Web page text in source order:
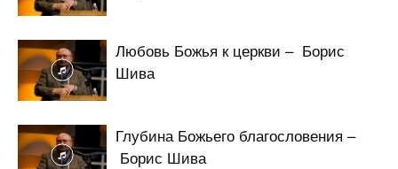
Любовь Божья к церкви – Борис
Шива
Глубина Божьего благословения –
Борис Шива